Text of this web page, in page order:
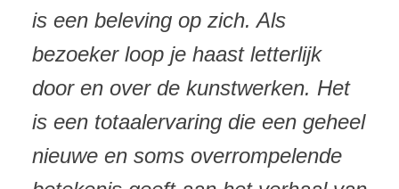
is een beleving op zich. Als
bezoeker loop je haast letterlijk
door en over de kunstwerken. Het
is een totaalervaring die een geheel
nieuwe en soms overrompelende